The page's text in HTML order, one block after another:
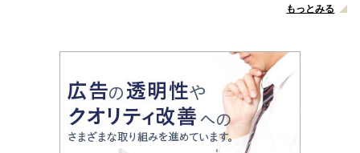
もっとみる